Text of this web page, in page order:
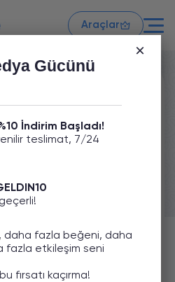
Araçlar
Ücretsiz İzlenme
Gücünü
İndirim Başladı!
teslimat, 7/24
daha fazla beğeni, daha
fazla etkileşim seni
fırsatı kaçırma!